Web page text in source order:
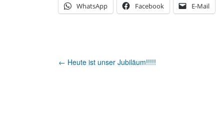
WhatsApp
Facebook E-Mail
Artikel-
← Heute ist unser Jubiläum!!!!!